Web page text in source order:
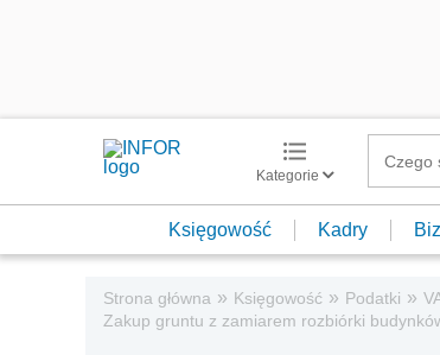
Kategorie
Księgowość Kadry
Strona główna » Księgowość » Podatki »
Zakup gruntu z zamiarem rozbiórki